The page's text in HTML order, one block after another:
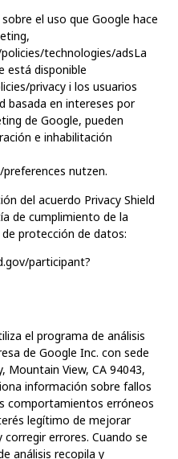
el uso que Google hace
technologies/adsLa
está disponible
privacy i los usuarios
basada en intereses por
de Google, pueden
e inhabilitación
nutzen.
del acuerdo Privacy Shield
de cumplimiento de la
protección de datos:
participant?
el programa de análisis
de Google Inc. con sede
Mountain View, CA 94043,
información sobre fallos
comportamientos erróneos
legítimo de mejorar
errores. Cuando se
análisis recopila y